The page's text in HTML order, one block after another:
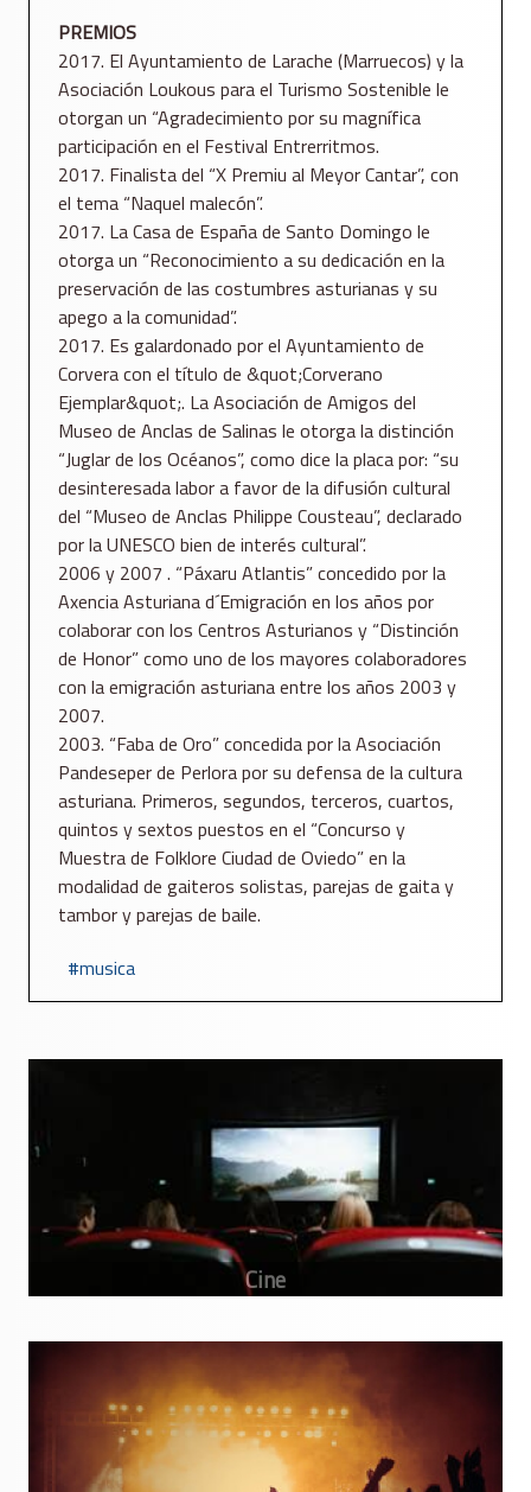
PREMIOS
2017. El Ayuntamiento de Larache (Marruecos) y la
Asociación Loukous para el Turismo Sostenible le
otorgan un “Agradecimiento por su magnífica
participación en el Festival Entrerritmos.
2017. Finalista del “X Premiu al Meyor Cantar”, con
el tema “Naquel malecón”.
2017. La Casa de España de Santo Domingo le
otorga un “Reconocimiento a su dedicación en la
preservación de las costumbres asturianas y su
apego a la comunidad”.
2017. Es galardonado por el Ayuntamiento de
Corvera con el título de &quot;Corverano
Ejemplar&quot;. La Asociación de Amigos del
Museo de Anclas de Salinas le otorga la distinción
“Juglar de los Océanos”, como dice la placa por: “su
desinteresada labor a favor de la difusión cultural
del “Museo de Anclas Philippe Cousteau”, declarado
por la UNESCO bien de interés cultural”.
2006 y 2007 . “Páxaru Atlantis” concedido por la
Axencia Asturiana d´Emigración en los años por
colaborar con los Centros Asturianos y “Distinción
de Honor” como uno de los mayores colaboradores
con la emigración asturiana entre los años 2003 y
2007.
2003. “Faba de Oro” concedida por la Asociación
Pandeseper de Perlora por su defensa de la cultura
asturiana. Primeros, segundos, terceros, cuartos,
quintos y sextos puestos en el “Concurso y
Muestra de Folklore Ciudad de Oviedo” en la
modalidad de gaiteros solistas, parejas de gaita y
tambor y parejas de baile.
musica